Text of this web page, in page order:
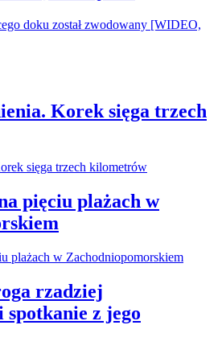
Korek sięga trzech
pięciu plażach w
rzadziej
z jego